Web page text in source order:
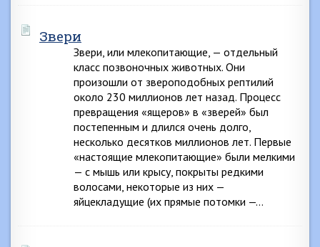
Звери
Звери, или млекопитающие, — отдельный
класс позвоночных животных. Они
произошли от звероподобных рептилий
около 230 миллионов лет назад. Процесс
превращения «ящеров» в «зверей» был
постепенным и длился очень долго,
несколько десятков миллионов лет. Первые
«настоящие млекопитающие» были мелкими
— с мышь или крысу, покрыты редкими
волосами, некоторые из них —
яйцекладущие (их прямые потомки —…